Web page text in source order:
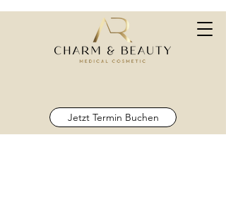
Jetzt Termin Buchen